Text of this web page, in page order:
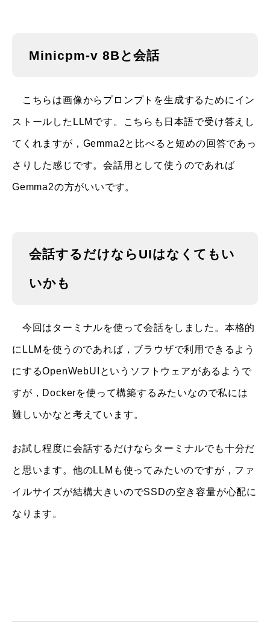
Minicpm-v 8Bと会話
こちらは画像からプロンプトを生成するためにイン
ストールしたLLMです。こちらも日本語で受け答えし
てくれますが，Gemma2と比べると短めの回答であっ
さりした感じです。会話用として使うのであれば
Gemma2の方がいいです。
会話するだけならUIはなくてもい
いかも
今回はターミナルを使って会話をしました。本格的
にLLMを使うのであれば，ブラウザで利用できるよう
にするOpenWebUIというソフトウェアがあるようで
すが，Dockerを使って構築するみたいなので私には
難しいかなと考えています。
お試し程度に会話するだけならターミナルでも十分だ
と思います。他のLLMも使ってみたいのですが，ファ
イルサイズが結構大きいのでSSDの空き容量が心配に
なります。